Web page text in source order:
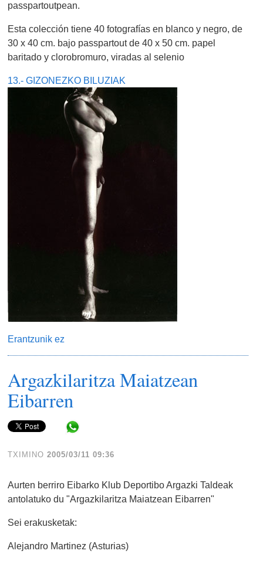
passpartoutpean.
Esta colección tiene 40 fotografías en blanco y negro, de
30 x 40 cm. bajo passpartout de 40 x 50 cm. papel
baritado y clorobromuro, viradas al selenio
13.- GIZONEZKO BILUZIAK
Erantzunik ez
Argazkilaritza Maiatzean
Eibarren
TXIMINO 2005/03/11 09:36
Aurten berriro Eibarko Klub Deportibo Argazki Taldeak
antolatuko du "Argazkilaritza Maiatzean Eibarren"
Sei erakusketak:
Alejandro Martinez (Asturias)